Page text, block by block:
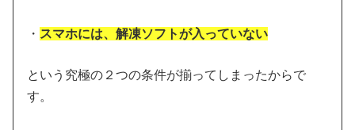
・ スマホには、解凍ソフトが入っていない
という究極の２つの条件が揃ってしまったからで
す。